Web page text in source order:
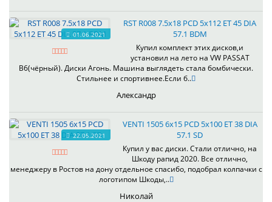
01.06.2021
RST R008 7.5x18 PCD 5x112 ET 45 DIA
57.1 BDM
Купил комплект этих дисков,и
установил на лето на VW PASSAT
B6(чёрный). Диски Агонь. Машина выглядеть стала бомбически.
Стильнее и спортивнее.Если б..
Александр
22.05.2021
VENTI 1505 6x15 PCD 5x100 ET 38 DIA
57.1 SD
Купил у вас диски. Стали отлично, на
Шкоду рапид 2020. Все отлично,
менеджеру в Ростов на дону отдельное спасибо, подобрал колпачки с
логотипом Шкоды,..
Николай